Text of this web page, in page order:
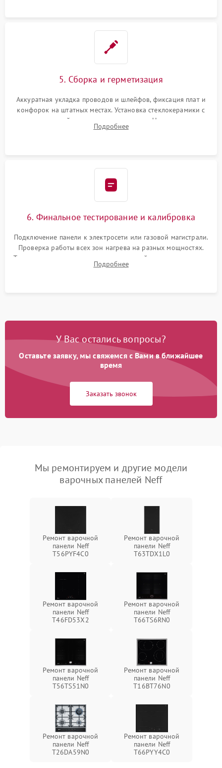
5. Сборка и герметизация
Аккуратная укладка проводов и шлейфов, фиксация плат и
конфорок на штатных местах. Установка стеклокерамики с
проверкой равномерности зазоров. Нанесение
термостойкого герметика или укладка уплотнительной
Подробнее
6. Финальное тестирование и калибровка
Подключение панели к электросети или газовой магистрали.
Проверка работы всех зон нагрева на разных мощностях.
Тестирование сенсорного управления, таймера, индикаторов
остаточного тепла и систем защиты от перегрева.
Подробнее
У Вас остались вопросы?
Оставьте заявку, мы свяжемся с Вами в ближайшее
время
Заказать звонок
Мы ремонтируем и другие модели
варочных панелей Neff
Ремонт варочной
панели Neff
T56PYF4C0
Ремонт варочной
панели Neff
T63TDX1L0
Ремонт варочной
панели Neff
T46FD53X2
Ремонт варочной
панели Neff
T66TS6RN0
Ремонт варочной
панели Neff
T56TS51N0
Ремонт варочной
панели Neff
T16BT76N0
Ремонт варочной
панели Neff
T26DA59N0
Ремонт варочной
панели Neff
T66PYY4C0